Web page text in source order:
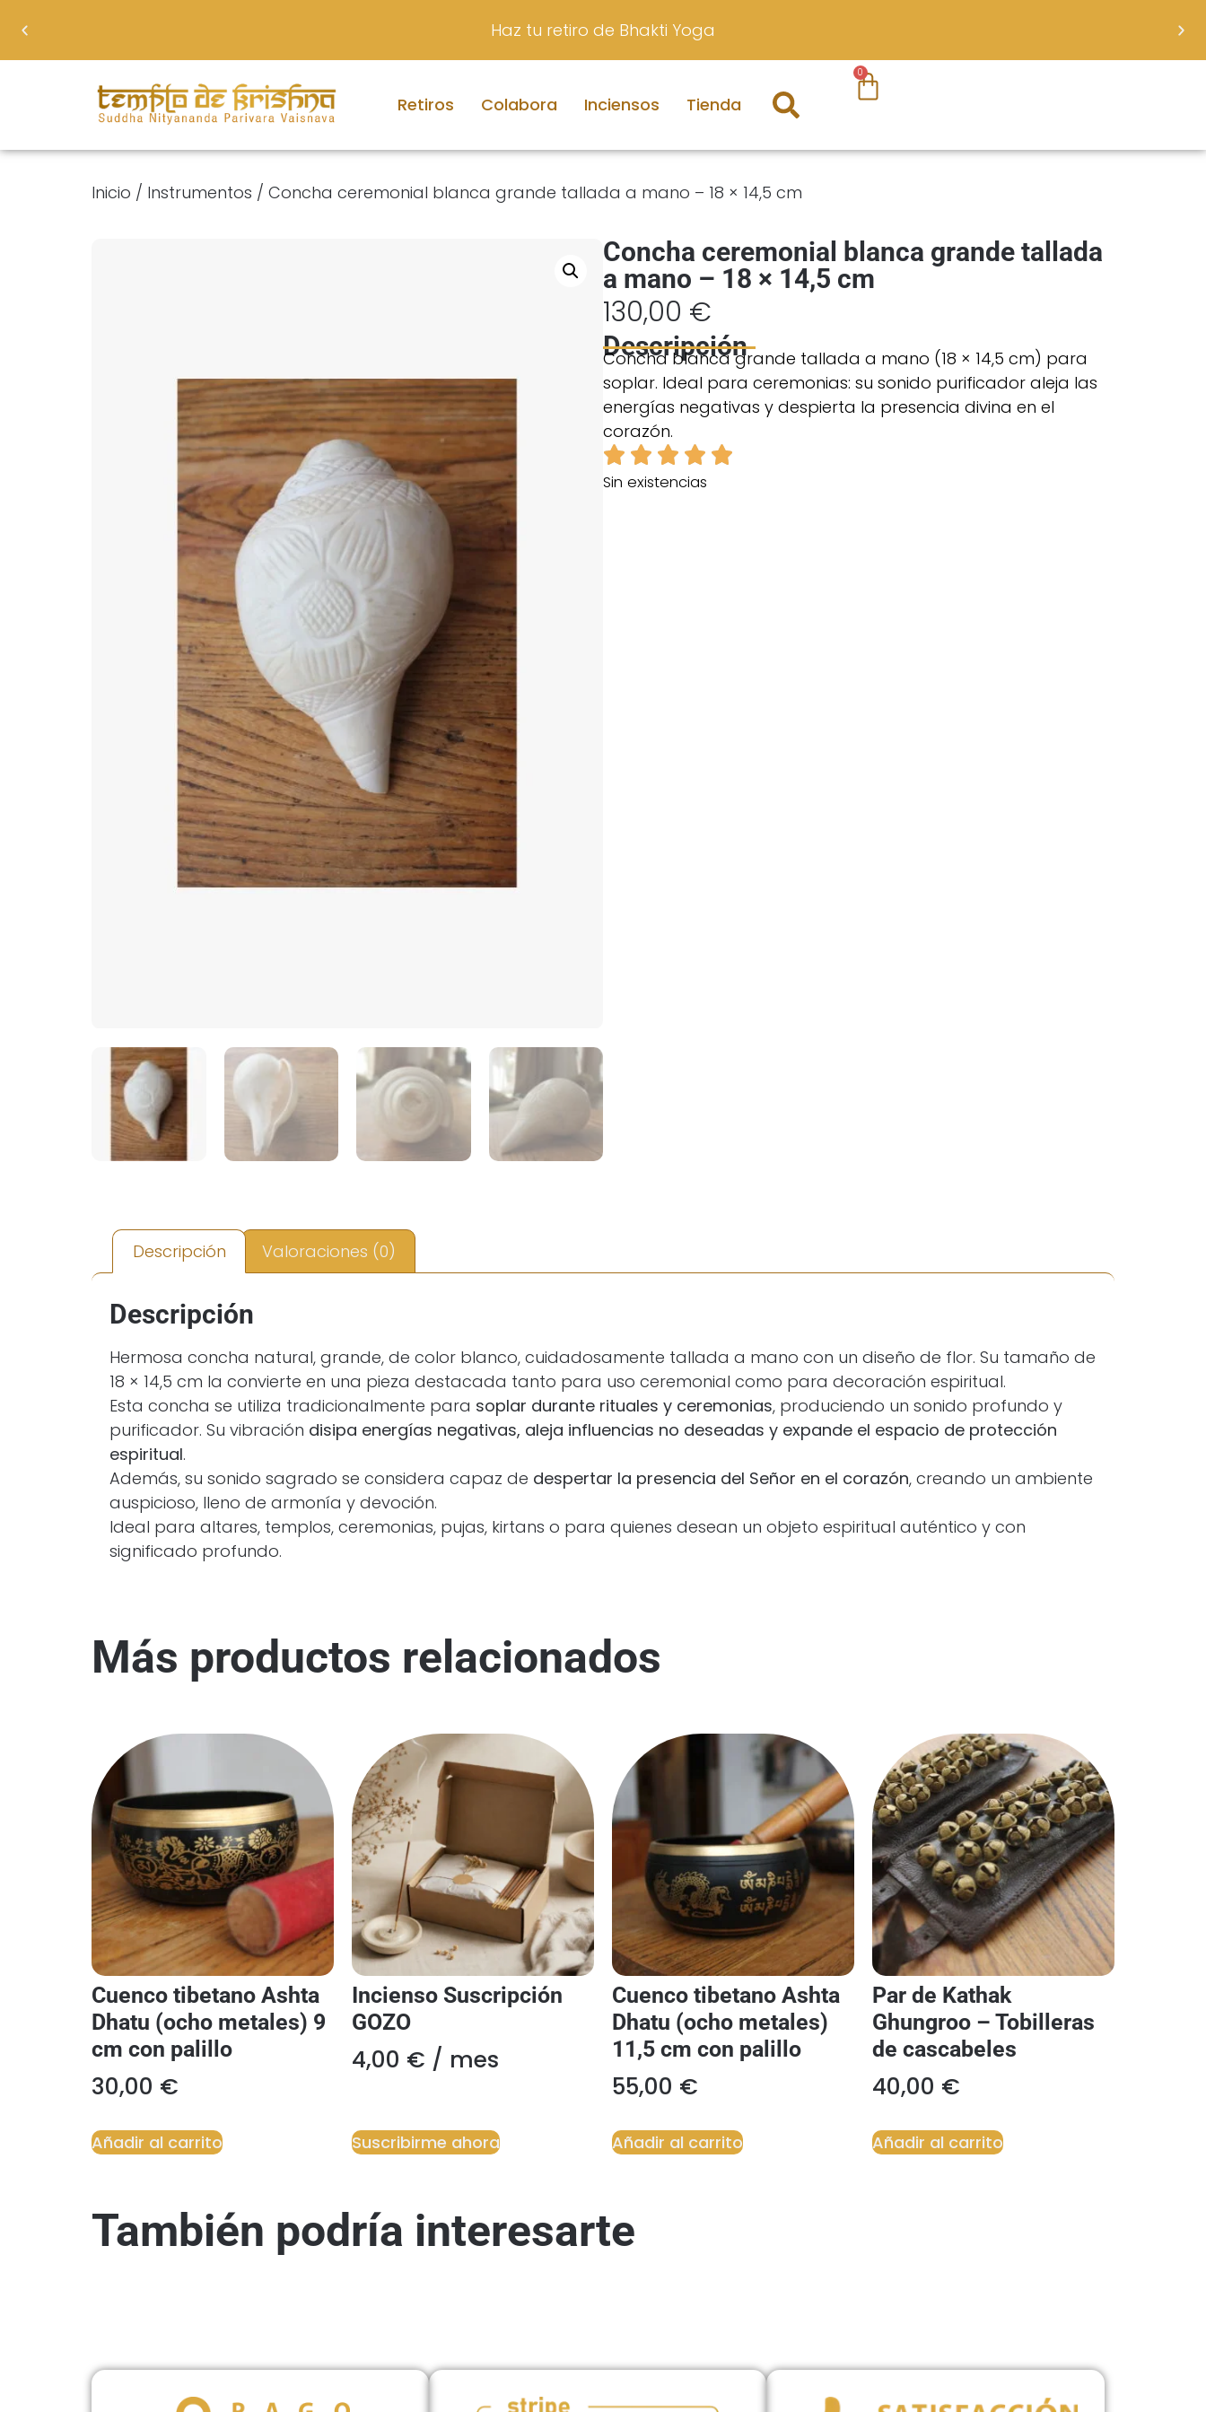
Haz tu retiro de Bhakti Yoga
Retiros Colabora Inciensos Tienda
0
Inicio / Instrumentos / Concha ceremonial blanca grande tallada a mano – 18 × 14,5 cm
Concha ceremonial blanca grande tallada
a mano – 18 × 14,5 cm
130,00 €
Descripción
Concha blanca grande tallada a mano (18 × 14,5 cm) para
soplar. Ideal para ceremonias: su sonido purificador aleja las
energías negativas y despierta la presencia divina en el
corazón.
Sin existencias
Descripción Valoraciones (0)
Descripción
Hermosa concha natural, grande, de color blanco, cuidadosamente tallada a mano con un diseño de flor. Su tamaño de
18 × 14,5 cm la convierte en una pieza destacada tanto para uso ceremonial como para decoración espiritual.
Esta concha se utiliza tradicionalmente para soplar durante rituales y ceremonias, produciendo un sonido profundo y
purificador. Su vibración disipa energías negativas, aleja influencias no deseadas y expande el espacio de protección
espiritual.
Además, su sonido sagrado se considera capaz de despertar la presencia del Señor en el corazón, creando un ambiente
auspicioso, lleno de armonía y devoción.
Ideal para altares, templos, ceremonias, pujas, kirtans o para quienes desean un objeto espiritual auténtico y con
significado profundo.
Más productos relacionados
Cuenco tibetano Ashta
Dhatu (ocho metales) 9
cm con palillo
30,00 €
Añadir al carrito
Incienso Suscripción
GOZO
4,00 € / mes
Suscribirme ahora
Cuenco tibetano Ashta
Dhatu (ocho metales)
11,5 cm con palillo
55,00 €
Añadir al carrito
Par de Kathak
Ghungroo – Tobilleras
de cascabeles
40,00 €
Añadir al carrito
También podría interesarte